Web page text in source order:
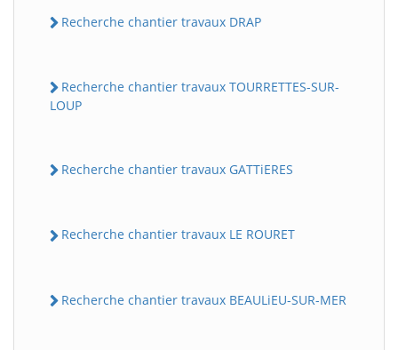
Recherche chantier travaux DRAP
Recherche chantier travaux TOURRETTES-SUR-
LOUP
Recherche chantier travaux GATTiERES
Recherche chantier travaux LE ROURET
Recherche chantier travaux BEAULiEU-SUR-MER